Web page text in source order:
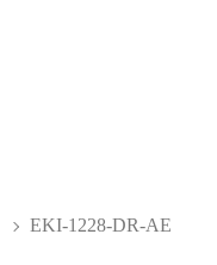
EKI-1228-DR-AE